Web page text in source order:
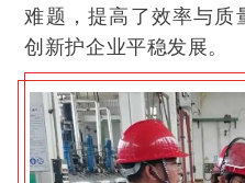
难题，提高了效率与质
创新护企业平稳发展。